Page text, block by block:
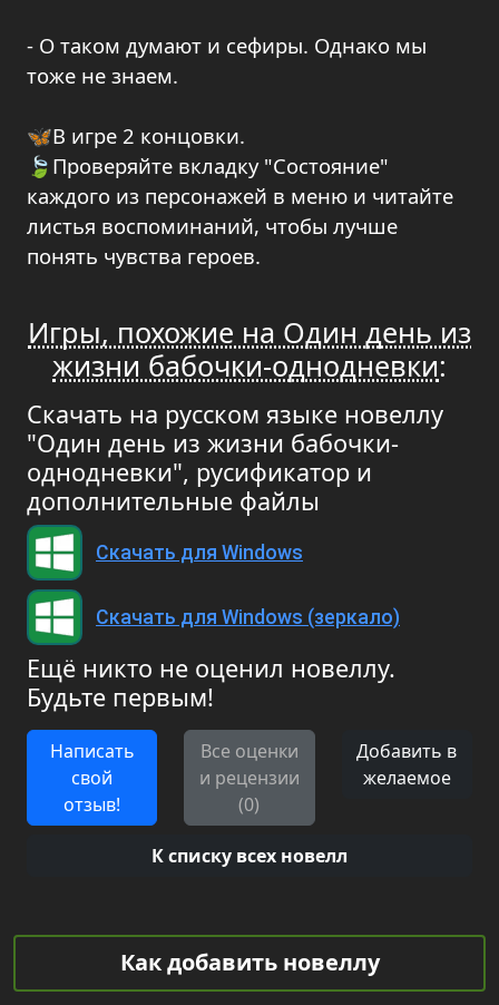
- О таком думают и сефиры. Однако мы
тоже не знаем.
🦋В игре 2 концовки.
🍃Проверяйте вкладку "Состояние"
каждого из персонажей в меню и читайте
листья воспоминаний, чтобы лучше
понять чувства героев.
Игры, похожие на Один день из
жизни бабочки-однодневки:
Скачать на русском языке новеллу
"Один день из жизни бабочки-
однодневки", русификатор и
дополнительные файлы
Скачать для Windows
Скачать для Windows (зеркало)
Ещё никто не оценил новеллу.
Будьте первым!
Написать
свой
отзыв!
Все оценки
и рецензии
(0)
Добавить в
желаемое
К списку всех новелл
Как добавить новеллу